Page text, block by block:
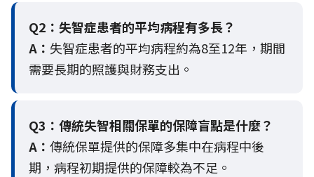
Q2： 失智症患者的平均病程有多長？
A： 失智症患者的平均病程約為8至12年，期間
需要長期的照護與財務支出。
Q3： 傳統失智相關保單的保障盲點是什麼？
A： 傳統保單提供的保障多集中在病程中後
期，病程初期提供的保障較為不足。